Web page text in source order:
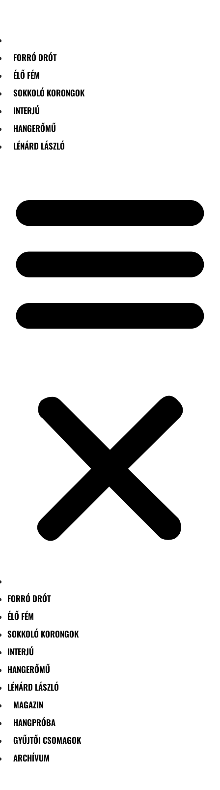
FORRÓ DRÓT
ÉLŐ FÉM
SOKKOLÓ KORONGOK
INTERJÚ
HANGERŐMŰ
LÉNÁRD LÁSZLÓ
FORRÓ DRÓT
ÉLŐ FÉM
SOKKOLÓ KORONGOK
INTERJÚ
HANGERŐMŰ
LÉNÁRD LÁSZLÓ
MAGAZIN
HANGPRÓBA
GYŰJTŐI CSOMAGOK
ARCHÍVUM